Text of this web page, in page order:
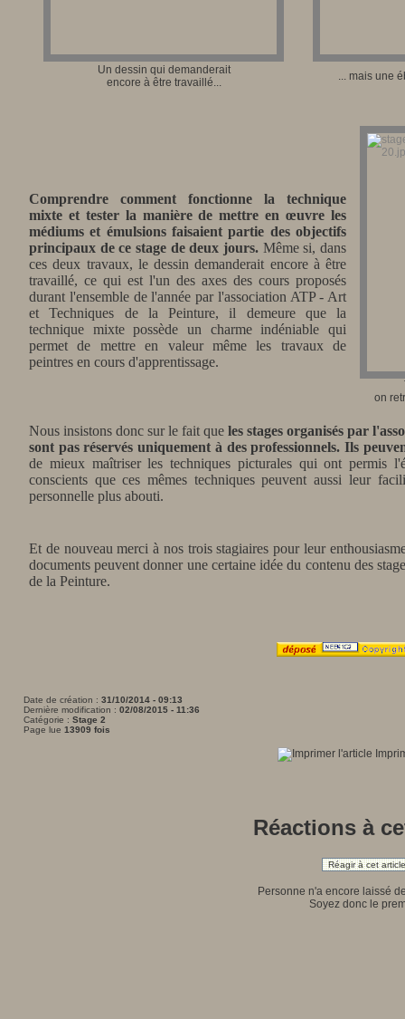
Un dessin qui demanderait
encore à être travaillé...
... mais une
on
Comprendre comment fonctionne la technique
mixte et tester la manière de mettre en œuvre les
médiums et émulsions faisaient partie des objectifs
principaux de ce stage de deux jours. Même si, dans
ces deux travaux, le dessin demanderait encore à être
travaillé, ce qui est l'un des axes des cours proposés
durant l'ensemble de l'année par l'association ATP - Art
et Techniques de la Peinture, il demeure que la
technique mixte possède un charme indéniable qui
permet de mettre en valeur même les travaux de
peintres en cours d'apprentissage.
Nous insistons donc sur le fait que les stages organisés par
sont pas réservés uniquement à des professionnels. Ils
de mieux maîtriser les techniques picturales qui ont permis
conscients que ces mêmes techniques peuvent aussi leur
personnelle plus abouti.
Et de nouveau merci à nos trois stagiaires pour leur
documents peuvent donner une certaine idée du contenu des
de la Peinture.
Date de création : 31/10/2014 - 09:13
Dernière modification : 02/08/2015 - 11:36
Catégorie : Stage 2
Page lue 13909 fois
Réactions à
Réagir à cet article
Personne n'a encore laissé
Soyez donc le